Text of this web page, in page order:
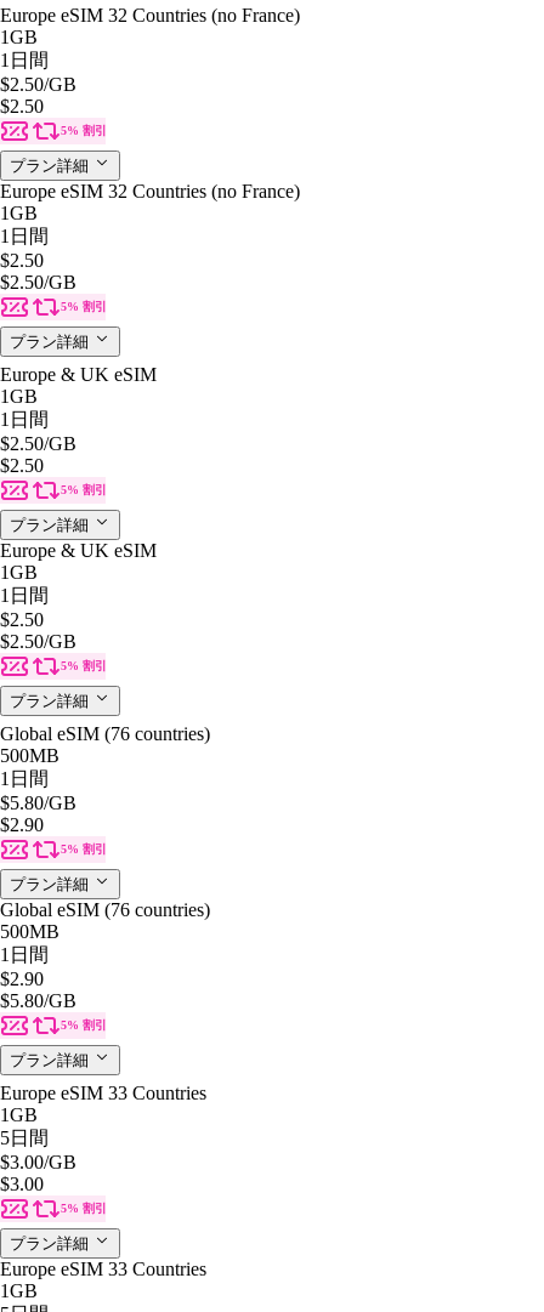
Europe eSIM 32 Countries (no France)
1GB
1日間
$2.50/GB
$2.50
5% 割引
プラン詳細
Europe eSIM 32 Countries (no France)
1GB
1日間
$2.50
$2.50/GB
5% 割引
プラン詳細
Europe & UK eSIM
1GB
1日間
$2.50/GB
$2.50
5% 割引
プラン詳細
Europe & UK eSIM
1GB
1日間
$2.50
$2.50/GB
5% 割引
プラン詳細
Global eSIM (76 countries)
500MB
1日間
$5.80/GB
$2.90
5% 割引
プラン詳細
Global eSIM (76 countries)
500MB
1日間
$2.90
$5.80/GB
5% 割引
プラン詳細
Europe eSIM 33 Countries
1GB
5日間
$3.00/GB
$3.00
5% 割引
プラン詳細
Europe eSIM 33 Countries
1GB